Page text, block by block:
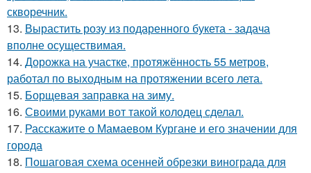
скворечник.
13. Вырастить розу из подаренного букета - задача
вполне осуществимая.
14. Дорожка на участке, протяжённость 55 метров,
работал по выходным на протяжении всего лета.
15. Борщевая заправка на зиму.
16. Своими руками вот такой колодец сделал.
17. Расскажите о Мамаевом Кургане и его значении для
города
18. Пошаговая схема осенней обрезки винограда для